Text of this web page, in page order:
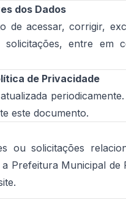
dos Dados
de acessar, corrigir,
solicitações, entre em
de Privacidade
este documento.
ou solicitações
Prefeitura Municipal de